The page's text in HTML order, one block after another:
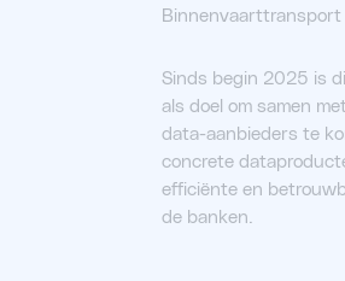
Binnenvaarttransport
Sinds begin 2025 is
als doel om samen
data-aanbieders te
concrete
efficiënte en
de banken.